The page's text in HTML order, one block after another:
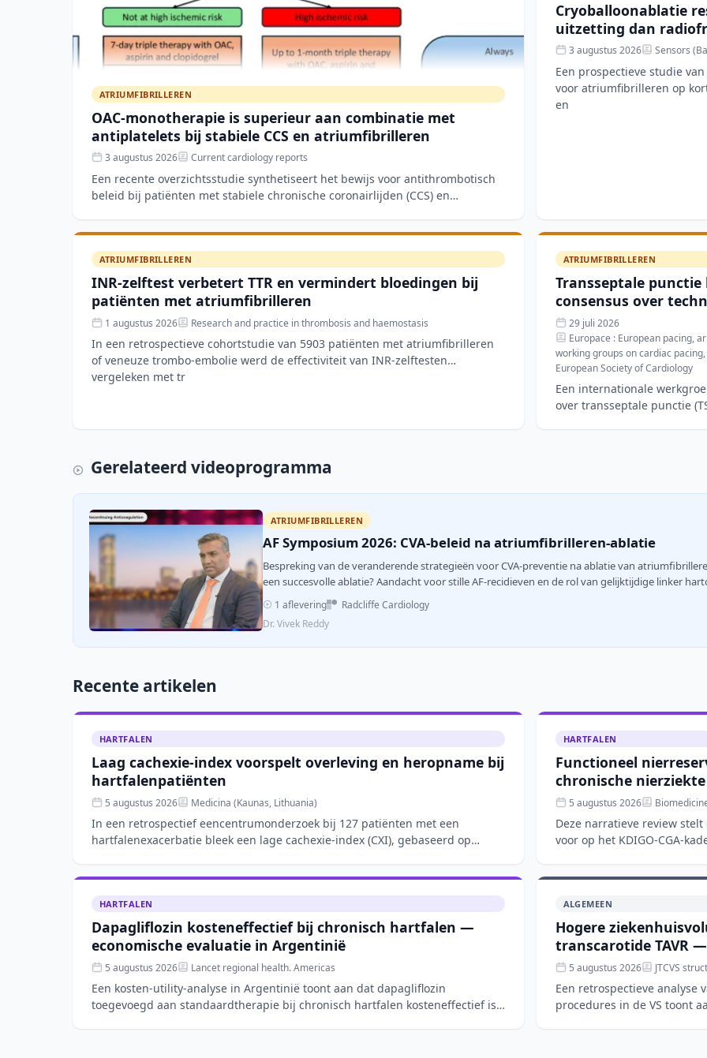
ATRIUMFIBRILLEREN
OAC-monotherapie is superieur aan combinatie met
antiplatelets bij stabiele CCS en atriumfibrilleren
3 augustus 2026 Current cardiology reports
Een recente overzichtsstudie synthetiseert het bewijs voor antithrombotisch
beleid bij patiënten met stabiele chronische coronairlijden (CCS) en
Cryoballoonablatie
uitzetting dan
3 augustus 2026 Sensors
Een prospectieve studie
voor atriumfibrilleren op
en
ATRIUMFIBRILLEREN
INR-zelftest verbetert TTR en vermindert bloedingen bij
patiënten met atriumfibrilleren
1 augustus 2026 Research and practice in thrombosis and haemostasis
In een retrospectieve cohortstudie van 5903 patiënten met atriumfibrilleren
of veneuze trombo-embolie werd de effectiviteit van INR-zelftesten
vergeleken met tr
ATRIUMFIBRILLEREN
Transseptale
consensus over
29 juli 2026
Europace : European pacing,
working groups on cardiac
European Society of Cardiology
Een internationale
over transseptale punctie
Gerelateerd videoprogramma
ATRIUMFIBRILLEREN
AF Symposium 2026: CVA-beleid na atriumfibrilleren-ablatie
Bespreking van de veranderende strategieën voor CVA-preventie na ablatie van
een succesvolle ablatie? Aandacht voor stille AF-recidieven en de rol van gelijktijdige linker
1 aflevering
Radcliffe Cardiology
Dr. Vivek Reddy
Recente artikelen
HARTFALEN
Laag cachexie-index voorspelt overleving en heropname bij
hartfalenpatiënten
5 augustus 2026 Medicina (Kaunas, Lithuania)
In een retrospectief eencentrumonderzoek bij 127 patiënten met een
hartfalenexacerbatie bleek een lage cachexie-index (CXI), gebaseerd op
HARTFALEN
Functioneel
chronische nierziekte
5 augustus 2026
Deze narratieve review
voor op het KDIGO-CGA-
HARTFALEN
Dapagliflozin kosteneffectief bij chronisch hartfalen —
economische evaluatie in Argentinië
5 augustus 2026 Lancet regional health. Americas
Een kosten-utility-analyse in Argentinië toont aan dat dapagliflozin
toegevoegd aan standaardtherapie bij chronisch hartfalen kosteneffectief is.
ALGEMEEN
Hogere
transcarotide TAVR
5 augustus 2026 JTCVS
Een retrospectieve analyse
procedures in de VS toont